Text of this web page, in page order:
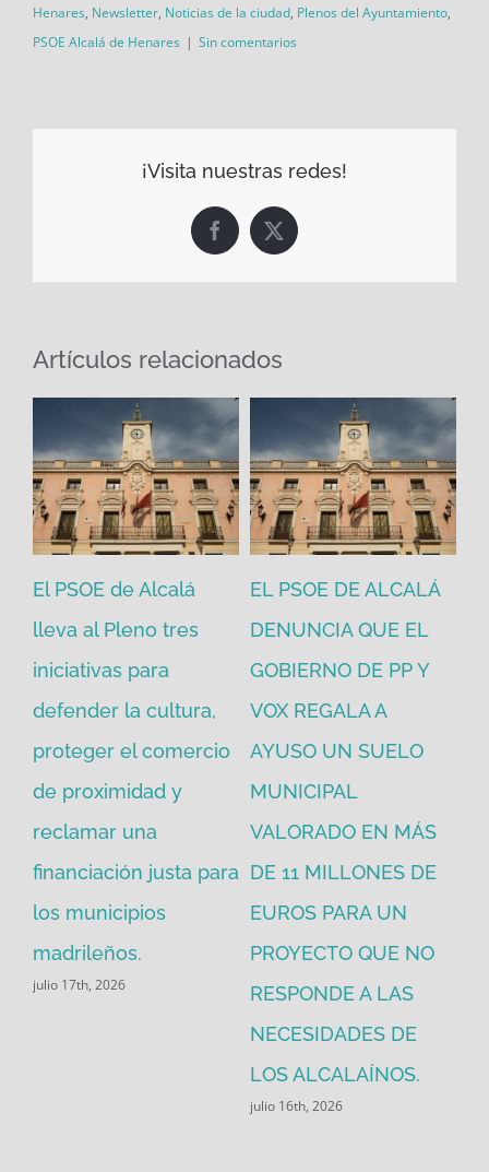
Henares, Newsletter, Noticias de la ciudad, Plenos del Ayuntamiento,
PSOE Alcalá de Henares | Sin comentarios
¡Visita nuestras redes!
Facebook
X
Artículos relacionados
El PSOE de Alcalá
lleva al Pleno tres
iniciativas para
defender la cultura,
proteger el comercio
de proximidad y
reclamar una
financiación justa para
los municipios
madrileños.
julio 17th, 2026
EL PSOE DE ALCALÁ
DENUNCIA QUE EL
GOBIERNO DE PP Y
VOX REGALA A
AYUSO UN SUELO
MUNICIPAL
VALORADO EN MÁS
DE 11 MILLONES DE
EUROS PARA UN
PROYECTO QUE NO
RESPONDE A LAS
NECESIDADES DE
LOS ALCALAÍNOS.
julio 16th, 2026